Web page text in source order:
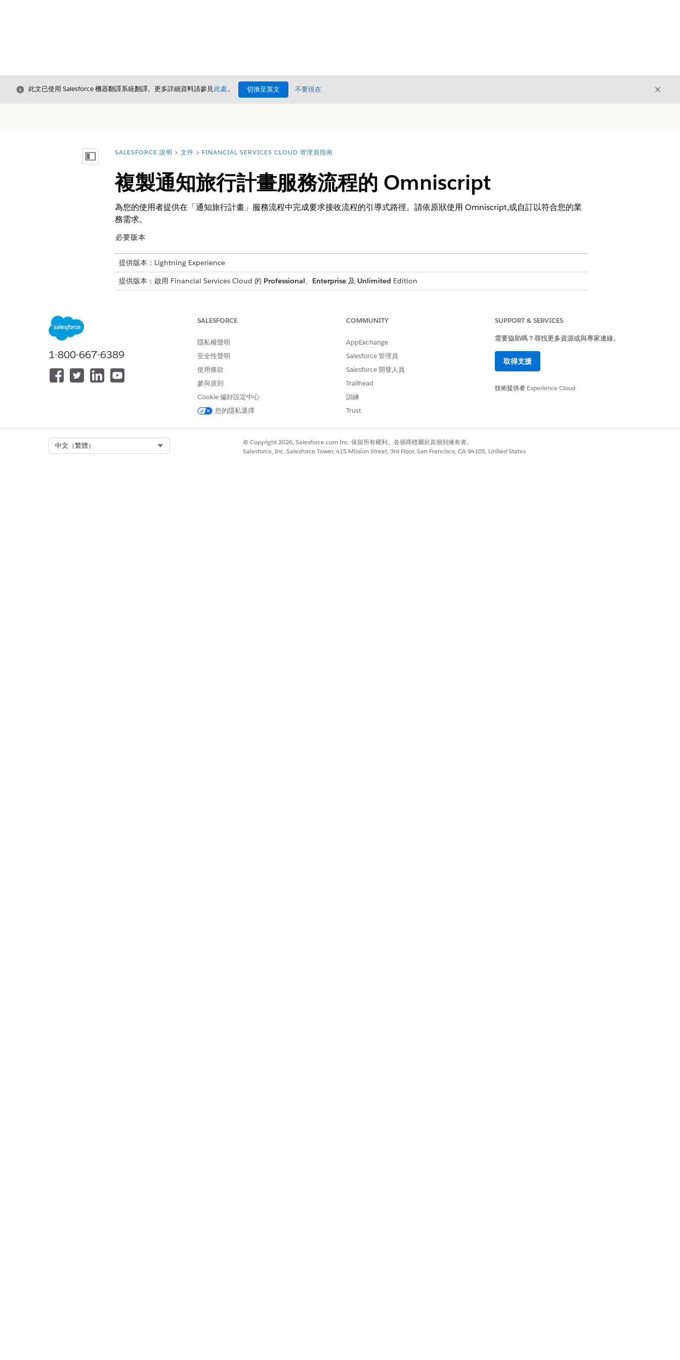
結束
此文已使用 Salesforce 機器翻譯系統翻譯。更多詳細資料請參見此處。 切換至英文 不要現在 結束
顯示目錄 您位於此處：
SALESFORCE 說明 文件 FINANCIAL SERVICES CLOUD 管理員指南
複製通知旅行計畫服務流程的 Omniscript
為您的使用者提供在「通知旅行計畫」服務流程中完成要求接收流程的引導式路徑。請依原狀使用 Omniscript,或自訂以符合您的業
務需求。
必要版本
提供版本：Lightning Experience
提供版本：啟用 Financial Services Cloud 的 Professional、 Enterprise及 Unlimited Edition
複製通知旅行計畫 Omniscript: 自訂應用程式
進入 App Launcher,尋找並選取「
等待幾秒鐘,即可顯示 Omniscript 清單檢視。
FSC/NotifyTravelPlans
」。
此文章是否解決您的問題？
請讓我們知道，以便我們改進！
1-800-667-6389
SALESFORCE
隱私權聲明
安全性聲明
使用條款
參與原則
Cookie 偏好設定中心
您的隱私選擇
COMMUNITY
AppExchange
Salesforce 管理員
Salesforce 開發人員
Trailhead
訓練
Trust
SUPPORT & SERVICES
需要協助嗎？尋找更多資源或與專家連線。
取得支援
技術提供者 Experience Cloud
中文（繁體）
© Copyright 2026, Salesforce.com Inc. 保留所有權利。各個商標屬於其個別擁有者。
Salesforce, Inc. Salesforce Tower, 415 Mission Street, 3rd Floor, San Francisco, CA 94105, United States